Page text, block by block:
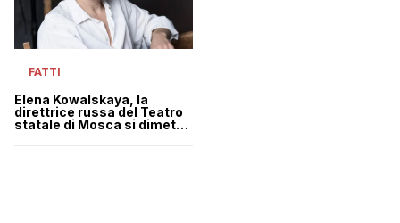
FATTI
Elena Kowalskaya, la
direttrice russa del Teatro
statale di Mosca si dimette